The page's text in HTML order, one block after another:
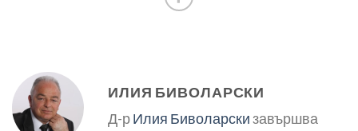
ИЛИЯ БИВОЛАРСКИ
Д-рИлия Биволарскизавършва